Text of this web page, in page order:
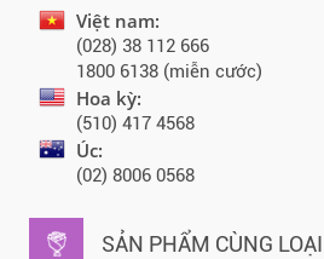
Việt nam:
(028) 38 112 666
1800 6138 (miễn cước)
Hoa kỳ:
(510) 417 4568
Úc:
(02) 8006 0568
SẢN PHẨM CÙNG LOẠI